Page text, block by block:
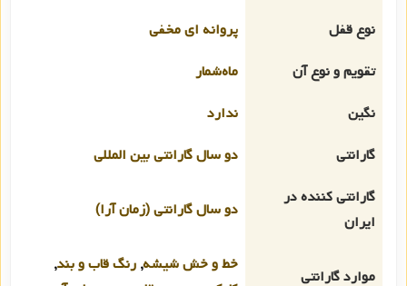
نوع قفل
پروانه ای مخفی
تقویم و نوع آن
ماه‌شمار
نگین
ندارد
گارانتی
دو سال گارانتی بین المللی
گارانتی کننده در
ایران
دو سال گارانتی (زمان آرا)
موارد گارانتی
خط و خش شیشه, رنگ قاب و بند,